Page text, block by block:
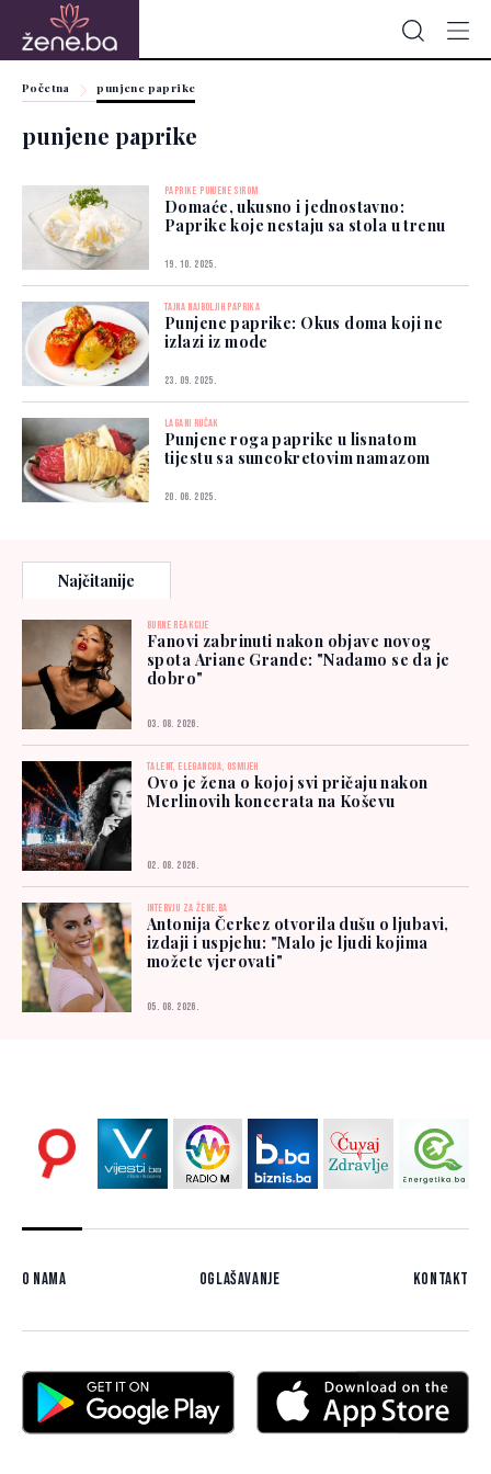
Početna punjene paprike
punjene paprike
PAPRIKE PUNJENE SIROM
Domaće, ukusno i jednostavno:
Paprike koje nestaju sa stola u trenu
19. 10. 2025.
TAJNA NAJBOLJIH PAPRIKA
Punjene paprike: Okus doma koji ne
izlazi iz mode
23. 09. 2025.
LAGANI RUČAK
Punjene roga paprike u lisnatom
tijestu sa suncokretovim namazom
20. 06. 2025.
Najčitanije
BURNE REAKCIJE
Fanovi zabrinuti nakon objave novog
spota Ariane Grande: "Nadamo se da je
dobro"
03. 08. 2026.
TALENT, ELEGANCIJA, OSMIJEH
Ovo je žena o kojoj svi pričaju nakon
Merlinovih koncerata na Koševu
02. 08. 2026.
INTERVJU ZA ŽENE.BA
Antonija Čerkez otvorila dušu o ljubavi,
izdaji i uspjehu: "Malo je ljudi kojima
možete vjerovati"
05. 08. 2026.
O nama Oglašavanje Kontakt